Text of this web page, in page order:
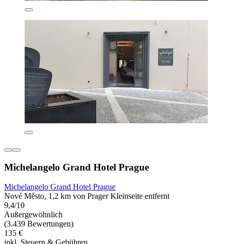
Michelangelo Grand Hotel Prague
Michelangelo Grand Hotel Prague
Nové Město, 1,2 km von Prager Kleinseite entfernt
9,4/10
Außergewöhnlich
(3.439 Bewertungen)
135 €